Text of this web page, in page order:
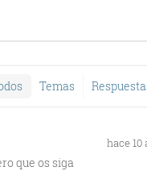
Temas
que os siga
hace 10